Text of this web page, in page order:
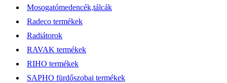
Mosogatómedencék,tálcák
Radeco termékek
Radiátorok
RAVAK termékek
RIHO termékek
SAPHO fürdőszobai termékek